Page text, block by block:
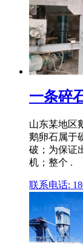
一条碎
山东某地区
鹅卵石属于
破；为保证
机；整个 .
联系电话: